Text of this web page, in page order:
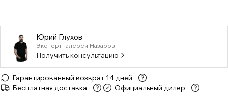
Юрий Глухов
Эксперт Галереи Назаров
Получить консультацию
Гарантированный возврат 14 дней
Бесплатная доставка
Официальный дилер